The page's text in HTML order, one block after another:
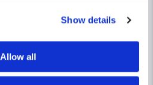
Show details
Allow all